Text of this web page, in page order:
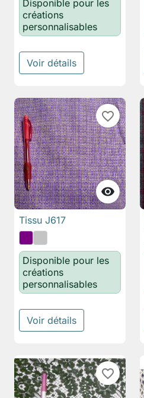
Disponible pour les
créations
personnalisables
Voir détails

favorite_border
Tissu J617
Disponible pour les
créations
personnalisables
Voir détails
favorite_border